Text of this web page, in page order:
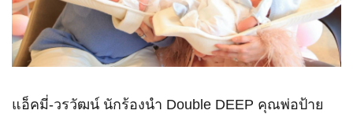
แอ็คมี่-วรวัฒน์ นักร้องนำ Double DEEP คุณพ่อป้าย